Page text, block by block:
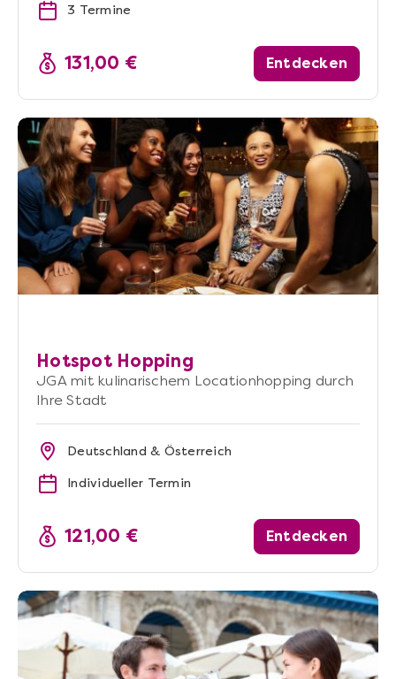
3 Termine
131,00 € Entdecken
Hotspot Hopping
JGA mit kulinarischem Locationhopping durch
Ihre Stadt
Deutschland & Österreich
Individueller Termin
121,00 € Entdecken